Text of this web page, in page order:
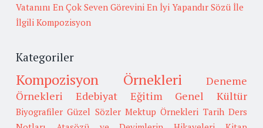
Vatanını En Çok Seven Görevini En İyi Yapandır Sözü İle
İlgili Kompozisyon
Kategoriler
Kompozisyon Örnekleri
Deneme
Örnekleri
Edebiyat Eğitim Genel Kültür
Biyografiler Güzel Sözler Mektup Örnekleri Tarih Ders